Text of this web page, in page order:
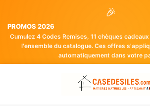
🎉
PROMOS 2026
Cumulez 4 Codes Remises, 11 chèques
l'ensemble du catalogue. Ces offres
automatiquement dans votre